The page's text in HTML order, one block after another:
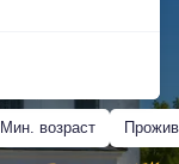
Мин. возраст